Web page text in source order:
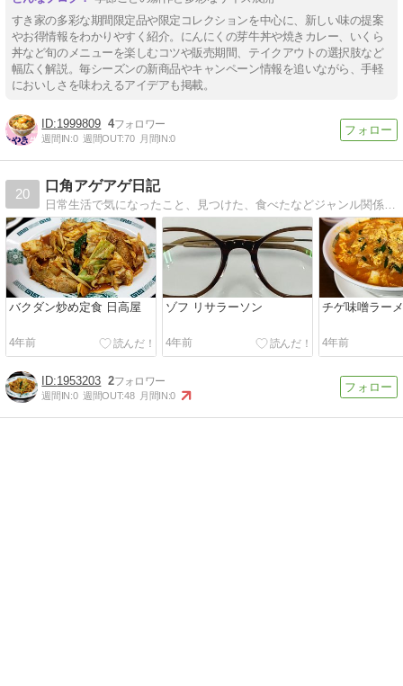
すき家の多彩な期間限定品や限定コレクションを中心に、新しい味の提案
やお得情報をわかりやすく紹介。にんにくの芽牛丼や焼きカレー、いくら
丼など旬のメニューを楽しむコツや販売期間、テイクアウトの選択肢など
幅広く解説。毎シーズンの新商品やキャンペーン情報を追いながら、手軽
においしさを味わえるアイデアも掲載。
1999809 4
週間IN:0 週間OUT:70 月間IN:0
20
口角アゲアゲ日記
日常生活で気になったこと、見つけた、食べたなどジャンル関係なく、自由気のままにお伝えしていきます。
バクダン炒め定食 日高屋
4年前
ゾフ リサラーソン
4年前
チゲ味噌ラー
4年前
1953203 2
週間IN:0 週間OUT:48 月間IN:0